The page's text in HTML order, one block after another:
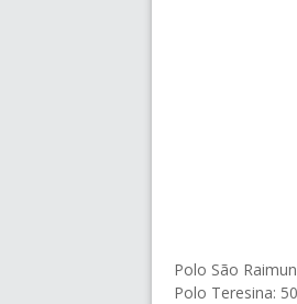
Polo São
Polo Teresina: